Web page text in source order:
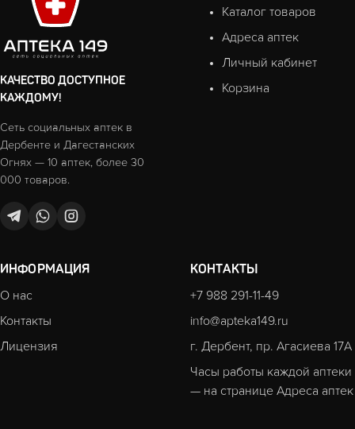
КАЧЕСТВО ДОСТУПНОЕ
КАЖДОМУ!
Сеть социальных аптек в
Дербенте и Дагестанских
Огнях — 10 аптек, более 30
000 товаров.
Каталог товаров
Адреса аптек
Личный кабинет
Корзина
ИНФОРМАЦИЯ
О нас
Контакты
Лицензия
КОНТАКТЫ
+7 988 291-11-49
info@apteka149.ru
г. Дербент, пр. Агасиева 17А
Часы работы каждой аптеки
— на странице Адреса аптек